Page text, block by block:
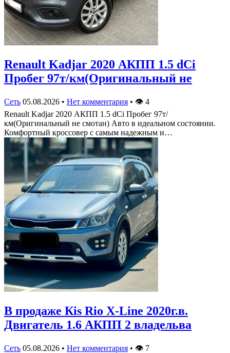
Renault Kadjar 2020 АКПП 1.5 dCi
Пробег 97т/км(Оригинальный не
Сеть 05.08.2026 • Нет комментария • 👁 4
Renault Kadjar 2020 АКПП 1.5 dCi Пробег 97т/
км(Оригинальный не смотан) Авто в идеальном состоянии.
Комфортный кроссовер с самым надежным и…
В продаже Кis Rio X-Line 2020г.в.
Двигатель 1.6 АКПП 2 владельва
Сеть 05.08.2026 • Нет комментария • 👁 7